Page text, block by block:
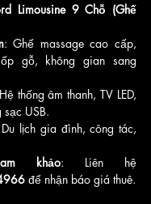
Limousine 9 Chỗ (Ghế
: Ghế massage cao cấp,
gỗ, không gian sang
thống âm thanh, TV LED,
USB.
lịch gia đình, công tác,
khảo
để nhận báo giá thuê.